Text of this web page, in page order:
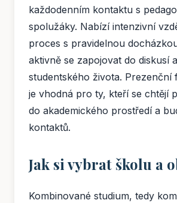
každodenním kontaktu s
spolužáky. Nabízí intenzivní
proces s pravidelnou
aktivně se zapojovat do diskusí a
studentského života. Prezenční
je vhodná pro ty, kteří se chtějí
do akademického prostředí a
kontaktů.
Jak si vybrat školu a
Kombinované studium, tedy